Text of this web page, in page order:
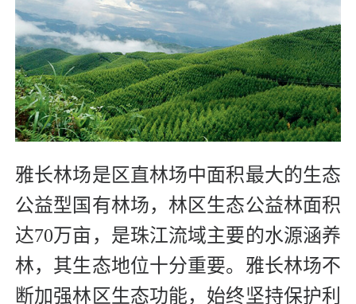
雅长林场是区直林场中面积最大的生态
公益型国有林场，林区生态公益林面积
达70万亩，是珠江流域主要的水源涵养
林，其生态地位十分重要。雅长林场不
断加强林区生态功能，始终坚持保护利